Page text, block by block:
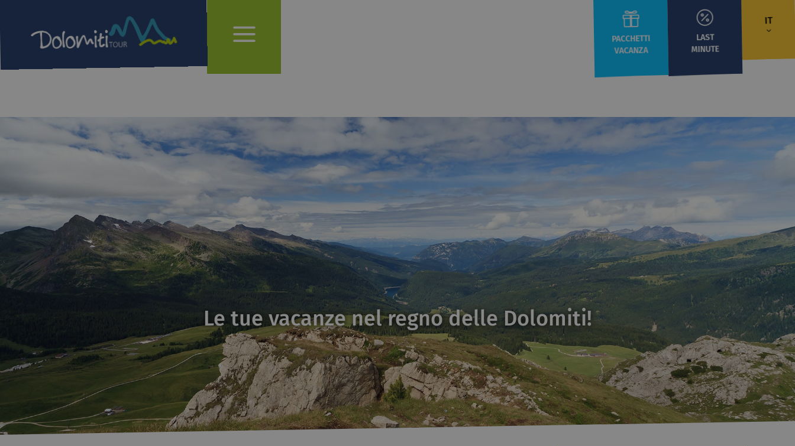
IT
PACCHETTI
VACANZA
LAST
MINUTE
Le tue vacanze nel regno delle Dolomiti!